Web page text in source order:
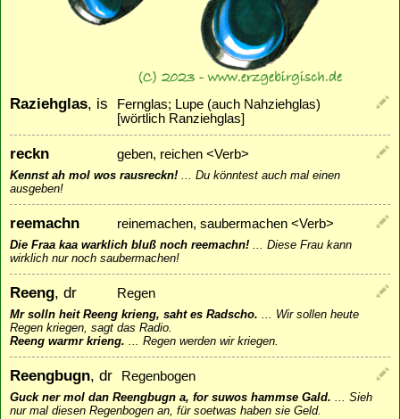
Raziehglas, is
Fernglas; Lupe (auch Nahziehglas)
[wörtlich Ranziehglas]
reckn geben, reichen <Verb>
Kennst ah mol wos rausreckn! ... Du könntest auch mal einen
ausgeben!
reemachn reinemachen, saubermachen <Verb>
Die Fraa kaa warklich bluß noch reemachn! ... Diese Frau kann
wirklich nur noch saubermachen!
Reeng, dr Regen
Mr solln heit Reeng krieng, saht es Radscho. ... Wir sollen heute
Regen kriegen, sagt das Radio.
Reeng warmr krieng. ... Regen werden wir kriegen.
Reengbugn, dr Regenbogen
Guck ner mol dan Reengbugn a, for suwos hammse Gald. ... Sieh
nur mal diesen Regenbogen an, für soetwas haben sie Geld.